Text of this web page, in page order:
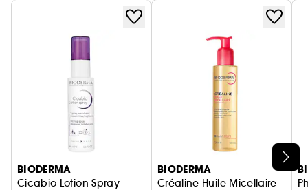
BIODERMA
Cicabio Lotion Spray
BIODERMA
Créaline Huile Micellaire –